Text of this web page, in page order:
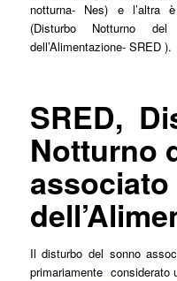
notturna- Nes) e l’altra
(Disturbo Notturno
dell’Alimentazione- SRED ).
SRED,
Notturno
Il disturbo del sonno
primariamente considerato